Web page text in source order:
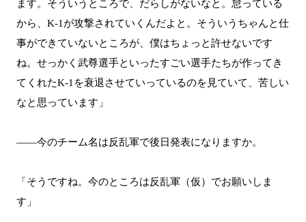
ます。そういうところで、だらしがないなと。怠っている
から、K-1が攻撃されていくんだよと。そういうちゃんと仕
事ができていないところが、僕はちょっと許せないです
ね。せっかく武尊選手といったすごい選手たちが作ってき
てくれたK-1を衰退させていっているのを見ていて、苦しい
なと思っています」
――今のチーム名は反乱軍で後日発表になりますか。
「そうですね。今のところは反乱軍（仮）でお願いしま
す」